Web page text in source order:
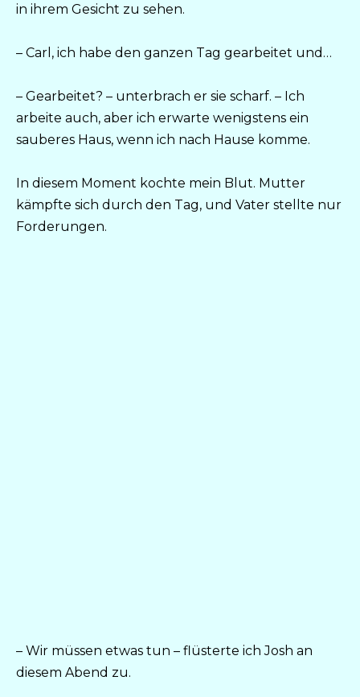
in ihrem Gesicht zu sehen.
– Carl, ich habe den ganzen Tag gearbeitet und…
– Gearbeitet? – unterbrach er sie scharf. – Ich
arbeite auch, aber ich erwarte wenigstens ein
sauberes Haus, wenn ich nach Hause komme.
In diesem Moment kochte mein Blut. Mutter
kämpfte sich durch den Tag, und Vater stellte nur
Forderungen.
– Wir müssen etwas tun – flüsterte ich Josh an
diesem Abend zu.